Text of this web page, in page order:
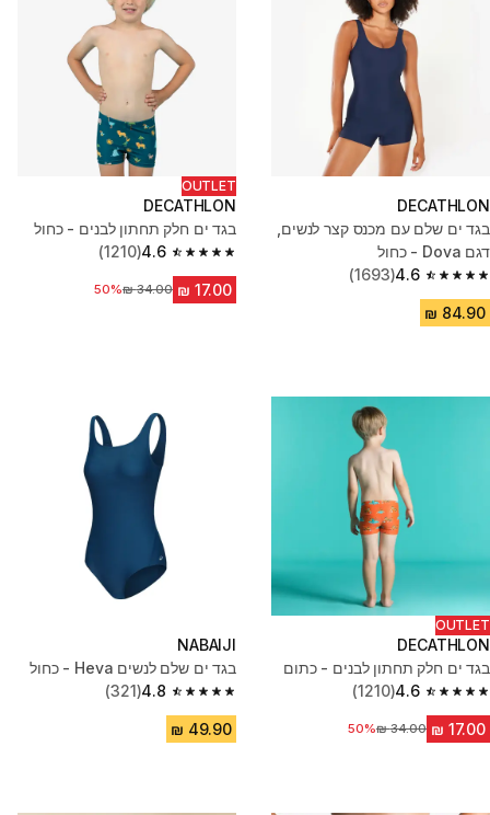
DECATHLON
בגד ים שלם עם מכנס קצר לנשים,
דגם Dova - כחול
4.6
4.6 out of 5 stars from 1693 reviews
(1693)
OUTLET
DECATHLON
בגד ים חלק תחתון לבנים - כחול
4.6
4.6 out of 5 stars from 1210 reviews
(1210)
מחיר לפני הנחה‏34.00 ₪
50%
OUTLET
DECATHLON
בגד ים חלק תחתון לבנים - כתום
4.6
4.6 out of 5 stars from 1210 reviews
(1210)
מחיר לפני הנחה‏34.00 ₪
50%
NABAIJI
בגד ים שלם לנשים Heva - כחול
4.8
4.8 out of 5 stars from 321 reviews
(321)